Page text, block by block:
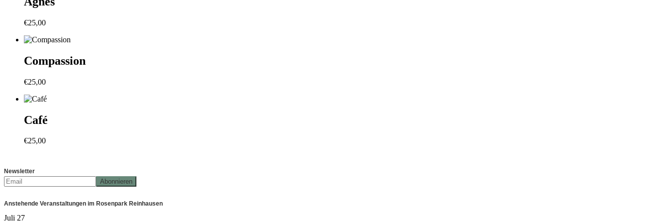
€25,00
Compassion
€25,00
Café
€25,00
Newsletter
Anstehende Veranstaltungen im Rosenpark Reinhausen
Juli 27